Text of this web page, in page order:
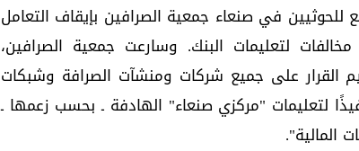
في صنعاء جمعية الصرافين بإيقاف التعامل
لتعليمات البنك. وسارعت جمعية الصرافين،
القرار على جميع شركات ومنشآت الصرافة وشبكات
لتعليمات "مركزي صنعاء" الهادفة ـ بحسب زعمها ـ
المالية".